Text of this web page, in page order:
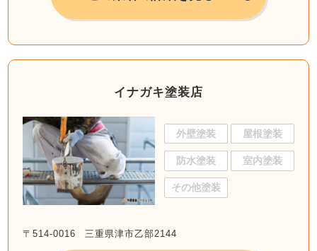
イナガキ塗装店
外壁塗装 屋根塗装
防水塗装 室内塗装
その他塗装
〒514-0016 三重県津市乙部2144